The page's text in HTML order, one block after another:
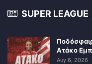
SUPER LEAGUE
Ατάκο
Αυγ 6, 2026